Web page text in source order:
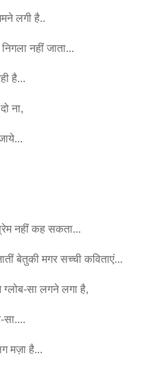
लगी है..
नहीं जाता...
है...
ना,
नहीं कह सकता...
बेतुकी मगर सच्ची कविताएं...
ग्लोब-सा लगने लगा है,
सा....
मज़ा है...